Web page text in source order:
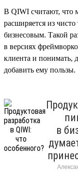
В QIWI считают, что
расширяется из
бизнесовым. Такой
в версиях
клиента и понимать,
добавить ему пользы.
в